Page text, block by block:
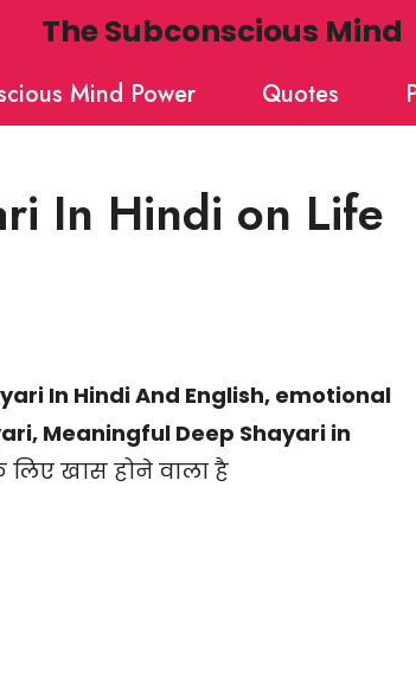
The Subconscious Mind
Mind Power Quotes
In Hindi on Life
In Hindi And English, emotional
Meaningful Deep Shayari in
खास होने वाला है